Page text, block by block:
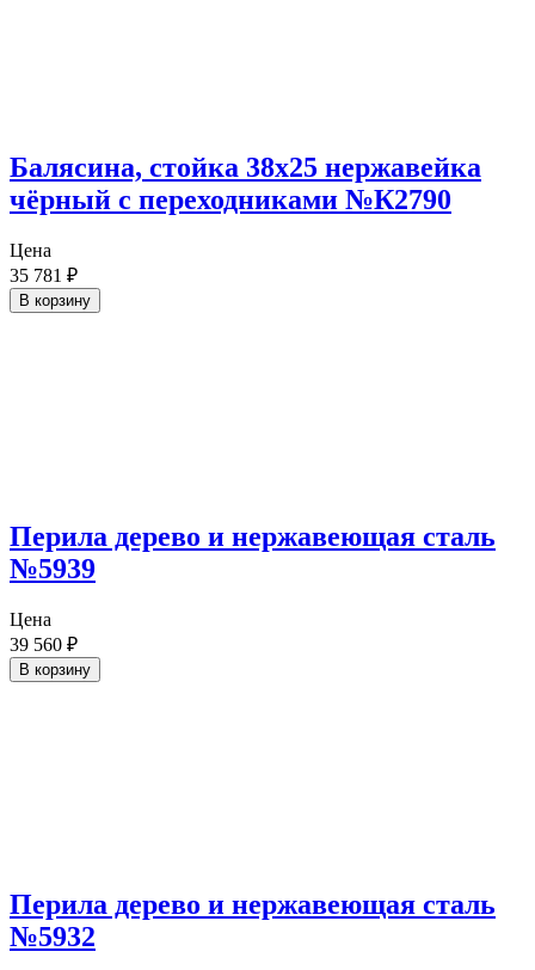
Балясина, стойка 38х25 нержавейка
чёрный с переходниками №К2790
Цена
35 781 ₽
В корзину
Перила дерево и нержавеющая сталь
№5939
Цена
39 560 ₽
В корзину
Перила дерево и нержавеющая сталь
№5932